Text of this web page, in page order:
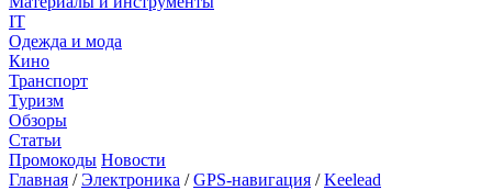
IT
Одежда и мода
Кино
Транспорт
Туризм
Обзоры
Статьи
Промокоды Новости
Главная /Электроника /GPS-навигация /Keelead